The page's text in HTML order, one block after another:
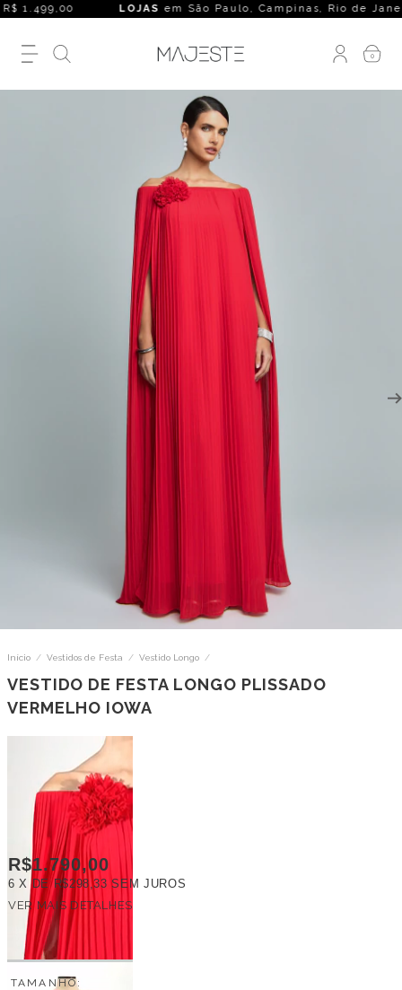
1.499,00 LOJASem São Paulo, Campinas, Rio de
0
Início / Vestidos de Festa / Vestido Longo /
VESTIDO DE FESTA LONGO PLISSADO
VERMELHO IOWA
R$1.790,00
6 X DER$298,33 SEM JUROS
VER MAIS DETALHES
FRETE GRÁTIS
TAMANHO: